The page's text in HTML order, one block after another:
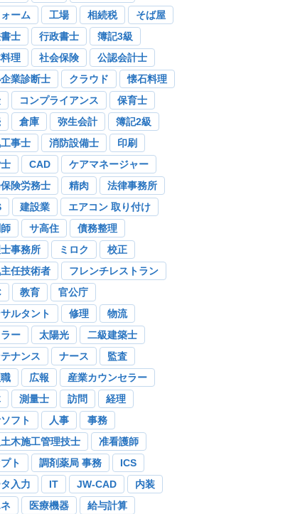
ーム
工場 相続税
そば屋
士
行政書士
簿記3級
理
社会保険
公認会計士
業診断士
クラウド
懐石料理
コンプライアンス
保育士
倉庫 弥生会計
簿記2級
事士
消防設備士
印刷
CAD
ケアマネージャー
険労務士
精肉
法律事務所
建設業
エアコン 取り付け
サ高住
債務整理
事務所
ミロク
校正
任技術者
フレンチレストラン
教育
官公庁
ルタント
修理
物流
ー
太陽光
二級建築士
ナンス
ナース
監査
広報
産業カウンセラー
測量士 訪問
経理
フト
人事
事務
木施工管理技士
准看護師
ト
調剤薬局 事務
ICS
入力
IT JW-CAD
内装
医療機器
給与計算